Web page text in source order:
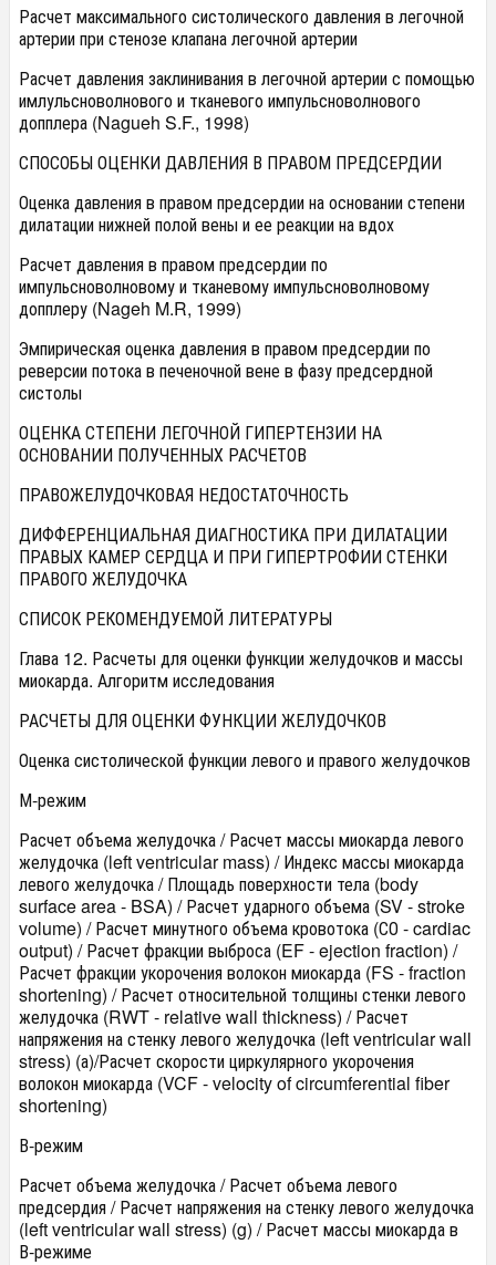
Расчет максимального систолического давления в легочной
артерии при стенозе клапана легочной артерии
Расчет давления заклинивания в легочной артерии с помощью
имлульсноволнового и тканевого импульсноволнового
допплера (Nagueh S.F., 1998)
СПОСОБЫ ОЦЕНКИ ДАВЛЕНИЯ В ПРАВОМ ПРЕДСЕРДИИ
Оценка давления в правом предсердии на основании степени
дилатации нижней полой вены и ее реакции на вдох
Расчет давления в правом предсердии по
импульсноволновому и тканевому импульсноволновому
допплеру (Nageh M.R, 1999)
Эмпирическая оценка давления в правом предсердии по
реверсии потока в печеночной вене в фазу предсердной
систолы
ОЦЕНКА СТЕПЕНИ ЛЕГОЧНОЙ ГИПЕРТЕНЗИИ НА
ОСНОВАНИИ ПОЛУЧЕННЫХ РАСЧЕТОВ
ПРАВОЖЕЛУДОЧКОВАЯ НЕДОСТАТОЧНОСТЬ
ДИФФЕРЕНЦИАЛЬНАЯ ДИАГНОСТИКА ПРИ ДИЛАТАЦИИ
ПРАВЫХ КАМЕР СЕРДЦА И ПРИ ГИПЕРТРОФИИ СТЕНКИ
ПРАВОГО ЖЕЛУДОЧКА
СПИСОК РЕКОМЕНДУЕМОЙ ЛИТЕРАТУРЫ
Глава 12. Расчеты для оценки функции желудочков и массы
миокарда. Алгоритм исследования
РАСЧЕТЫ ДЛЯ ОЦЕНКИ ФУНКЦИИ ЖЕЛУДОЧКОВ
Оценка систолической функции левого и правого желудочков
М-режим
Расчет объема желудочка / Расчет массы миокарда левого
желудочка (left ventricular mass) / Индекс массы миокарда
левого желудочка / Площадь поверхности тела (body
surface area - BSA) / Расчет ударного объема (SV - stroke
volume) / Расчет минутного объема кровотока (СО - cardiac
output) / Расчет фракции выброса (EF - ejection fraction) /
Расчет фракции укорочения волокон миокарда (FS - fraction
shortening) / Расчет относительной толщины стенки левого
желудочка (RWT - relative wall thickness) / Расчет
напряжения на стенку левого желудочка (left ventricular wall
stress) (а)/Расчет скорости циркулярного укорочения
волокон миокарда (VCF - velocity of circumferential fiber
shortening)
В-режим
Расчет объема желудочка / Расчет объема левого
предсердия / Расчет напряжения на стенку левого желудочка
(left ventricular wall stress) (g) / Расчет массы миокарда в
В-режиме